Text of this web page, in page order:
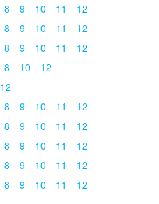
8 9 10 11
12
8 9 10 11
12
8 9 10 11
12
8 10
12
12
8 9 10 11
12
8 9 10 11
12
8 9 10 11
12
8 9 10 11
12
8 9 10 11
12